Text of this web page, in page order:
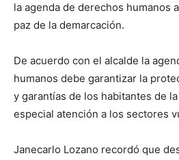
la agenda de derechos humanos
paz de la demarcación.
De acuerdo con el alcalde la
humanos debe garantizar la
y garantías de los habitantes de
especial atención a los sectores
Janecarlo Lozano recordó que